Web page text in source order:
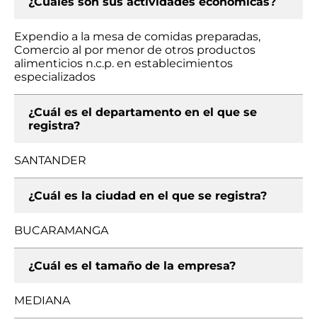
Expendio a la mesa de comidas preparadas,
Comercio al por menor de otros productos
alimenticios n.c.p. en establecimientos
especializados
¿Cuál es el departamento en el que se
registra?
SANTANDER
¿Cuál es la ciudad en el que se registra?
BUCARAMANGA
¿Cuál es el tamaño de la empresa?
MEDIANA